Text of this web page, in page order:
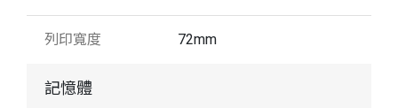
列印寬度 72mm
記憶體